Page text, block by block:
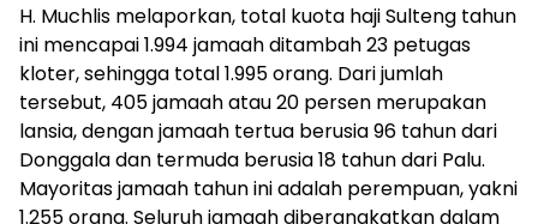
H. Muchlis melaporkan, total kuota haji Sulteng tahun
ini mencapai 1.994 jamaah ditambah 23 petugas
kloter, sehingga total 1.995 orang. Dari jumlah
tersebut, 405 jamaah atau 20 persen merupakan
lansia, dengan jamaah tertua berusia 96 tahun dari
Donggala dan termuda berusia 18 tahun dari Palu.
Mayoritas jamaah tahun ini adalah perempuan, yakni
1.255 orang. Seluruh jamaah diberangkatkan dalam